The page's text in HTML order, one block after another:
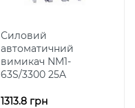
Силовий
автоматичний
вимикач NM1-
63S/3300 25A
1313.8 грн